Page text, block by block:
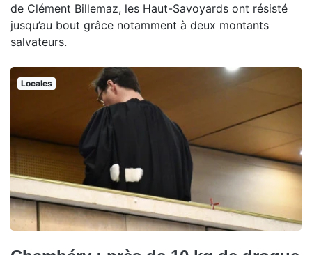
de Clément Billemaz, les Haut-Savoyards ont résisté
jusqu’au bout grâce notamment à deux montants
salvateurs.
Locales